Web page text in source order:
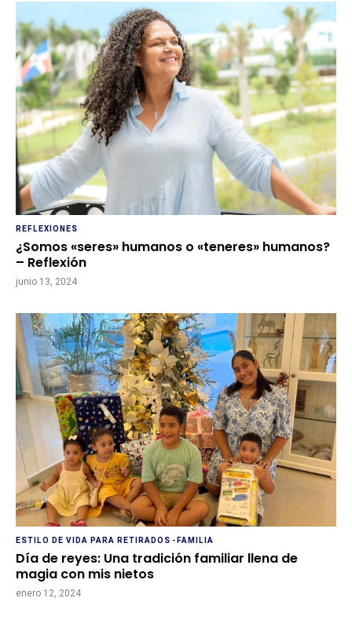
REFLEXIONES
¿Somos «seres» humanos o «teneres» humanos?
– Reflexión
junio 13, 2024
ESTILO DE VIDA PARA RETIRADOS -FAMILIA
Día de reyes: Una tradición familiar llena de
magia con mis nietos
enero 12, 2024